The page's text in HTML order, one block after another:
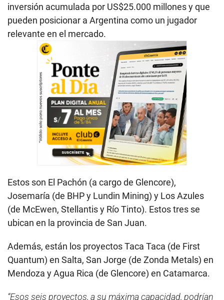
inversión acumulada por US$25.000 millones y que
pueden posicionar a Argentina como un jugador
relevante en el mercado.
Estos son El Pachón (a cargo de Glencore),
Josemaría (de BHP y Lundin Mining) y Los Azules
(de McEwen, Stellantis y Río Tinto). Estos tres se
ubican en la provincia de San Juan.
Además, están los proyectos Taca Taca (de First
Quantum) en Salta, San Jorge (de Zonda Metals) en
Mendoza y Agua Rica (de Glencore) en Catamarca.
“Esos seis proyectos, a su máxima capacidad, podrían